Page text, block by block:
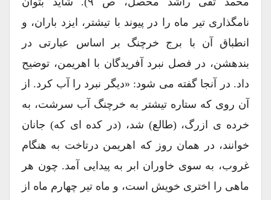
نامگذاری تیر ماه را در پیوند با تیشتر، ایزد باران، و
انطباق آن با برج خرچنگ بر اساس عبارتی در
بندهشن، در فصل نبرد آفریدگان با اهریمن، توضیح
داد. در آنجا گفته می شود: «دیگر نبرد را آب کرد. از
آن روی که ستاره تیشتر به خرچنگ آب سرشت، به
خرده ی ازرگ، (طالع) شد، (در کده ای که) جانان
خوانند، در همان روز که اهریمن درتاخت به هنگام
غروب، به سوی خاوران ابر به پیدایی آمد. چون هر
ماهی را اختری خویش است، و ماه تیر چهارم ماه از